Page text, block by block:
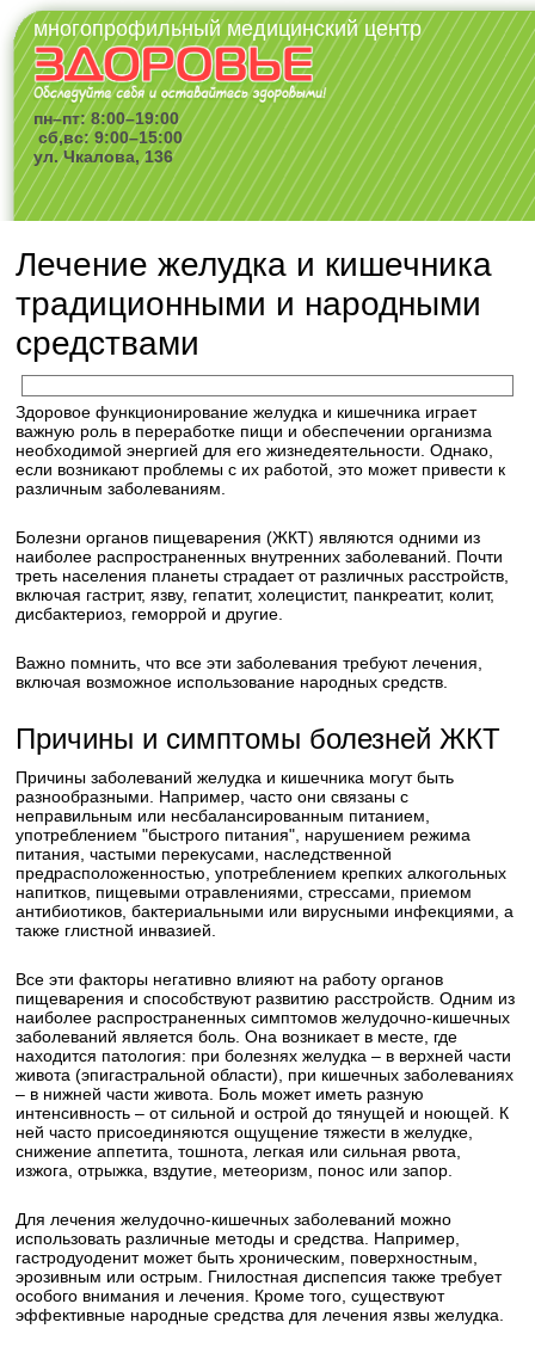
многопрофильный медицинский центр
пн–пт: 8:00–19:00
сб,вс: 9:00–15:00
ул. Чкалова, 136
Лечение желудка и кишечника
традиционными и народными
средствами
Здоровое функционирование желудка и кишечника играет
важную роль в переработке пищи и обеспечении организма
необходимой энергией для его жизнедеятельности. Однако,
если возникают проблемы с их работой, это может привести к
различным заболеваниям.
Болезни органов пищеварения (ЖКТ) являются одними из
наиболее распространенных внутренних заболеваний. Почти
треть населения планеты страдает от различных расстройств,
включая гастрит, язву, гепатит, холецистит, панкреатит, колит,
дисбактериоз, геморрой и другие.
Важно помнить, что все эти заболевания требуют лечения,
включая возможное использование народных средств.
Причины и симптомы болезней ЖКТ
Причины заболеваний желудка и кишечника могут быть
разнообразными. Например, часто они связаны с
неправильным или несбалансированным питанием,
употреблением "быстрого питания", нарушением режима
питания, частыми перекусами, наследственной
предрасположенностью, употреблением крепких алкогольных
напитков, пищевыми отравлениями, стрессами, приемом
антибиотиков, бактериальными или вирусными инфекциями, а
также глистной инвазией.
Все эти факторы негативно влияют на работу органов
пищеварения и способствуют развитию расстройств. Одним из
наиболее распространенных симптомов желудочно-кишечных
заболеваний является боль. Она возникает в месте, где
находится патология: при болезнях желудка – в верхней части
живота (эпигастральной области), при кишечных заболеваниях
– в нижней части живота. Боль может иметь разную
интенсивность – от сильной и острой до тянущей и ноющей. К
ней часто присоединяются ощущение тяжести в желудке,
снижение аппетита, тошнота, легкая или сильная рвота,
изжога, отрыжка, вздутие, метеоризм, понос или запор.
Для лечения желудочно-кишечных заболеваний можно
использовать различные методы и средства. Например,
гастродуоденит может быть хроническим, поверхностным,
эрозивным или острым. Гнилостная диспепсия также требует
особого внимания и лечения. Кроме того, существуют
эффективные народные средства для лечения язвы желудка.